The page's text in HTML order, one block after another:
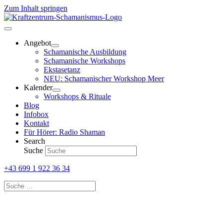
Zum Inhalt springen
Angebot
Schamanische Ausbildung
Schamanische Workshops
Ekstasetanz
NEU: Schamanischer Workshop Meer
Kalender
Workshops & Rituale
Blog
Infobox
Kontakt
Für Hörer: Radio Shaman
Search
Suche
+43 699 1 922 36 34